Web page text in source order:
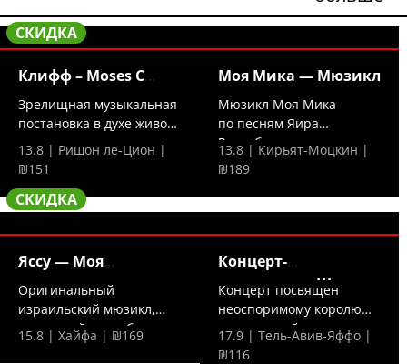
СКИДКА
Клифф – Moses C
исполняет
Зрелищная музыкальная
постановка в духе живого
кино —...
13.8 | Ришон ле-Цион |
₪151
Моя Мика — Мюзикл
Мюзикл Моя Мика
по песням Яира
Розенблюма — это
трогательная...
13.8 | Кирьят-Моцкин |
₪189
СКИДКА
Яссу — Моя
греческая
Оригинальный
израильский мюзикл,
сотканный из любимых
греческих...
15.8 | Хайфа | ₪169
Концерт-
посвящение Шломо
Концерт посвящен
неоспоримому королю
израильской музыки —
Шломо...
17.9 | Тель-Авив-Яффо |
₪116